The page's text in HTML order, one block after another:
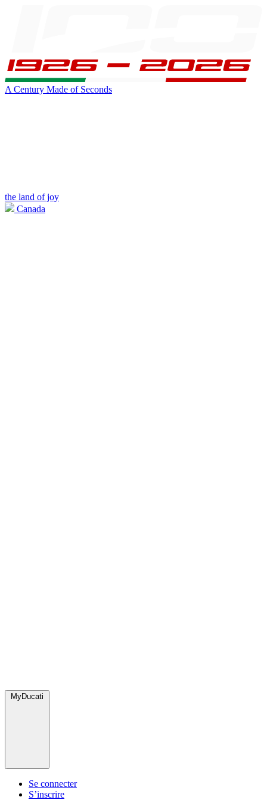
A Century Made of Seconds
the land of joy
Canada
MyDucati
Se connecter
S’inscrire